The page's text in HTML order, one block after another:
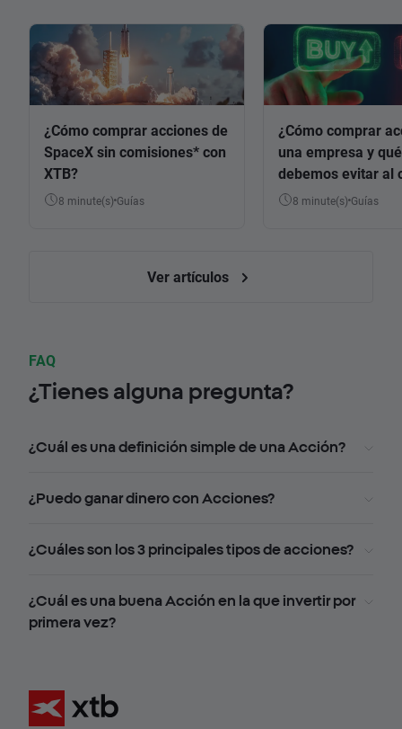
¿Cómo comprar acciones de
SpaceX sin comisiones* con
XTB?
8 minute(s) Guías
¿Cómo comprar
una empresa y
debemos evitar al
8 minute(s) Guías
Ver artículos
FAQ
¿Tienes alguna pregunta?
¿Cuál es una definición simple de una Acción?
¿Puedo ganar dinero con Acciones?
¿Cuáles son los 3 principales tipos de acciones?
¿Cuál es una buena Acción en la que invertir por
primera vez?